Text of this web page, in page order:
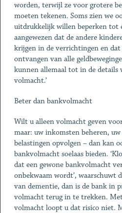
worden, terwijl ze voor grotere
moeten tekenen. Soms zien we
uitdrukkelijk willen beperken tot
aangewezen dat de andere
krijgen in de verrichtingen en dat
ontvangen van alle
kunnen allemaal tot in de details
volmacht.’
Beter dan bankvolmacht
Wilt u alleen volmacht geven
maar: uw inkomsten beheren,
­belastingen opvolgen – dan kan
bankvolmacht soelaas bieden.
dat een gewone bankvolmacht
onbekwaam wordt’, waarschuwt
van dementie, dan is de bank in
volmacht terug in te trekken.
volmacht loopt u dat risico niet.